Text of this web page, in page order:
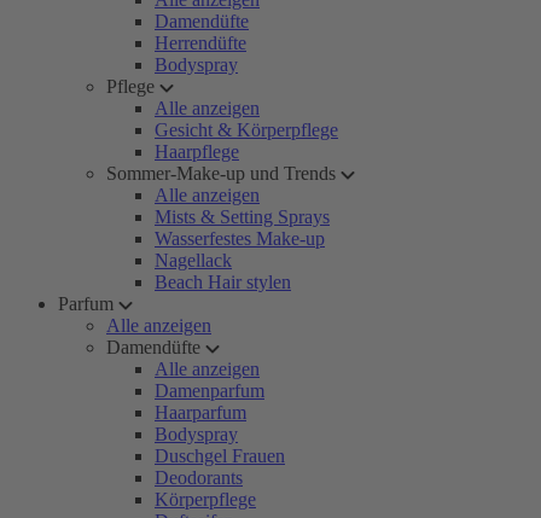
Damendüfte
Herrendüfte
Bodyspray
Pflege
Alle anzeigen
Gesicht & Körperpflege
Haarpflege
Sommer-Make-up und Trends
Alle anzeigen
Mists & Setting Sprays
Wasserfestes Make-up
Nagellack
Beach Hair stylen
Parfum
Alle anzeigen
Damendüfte
Alle anzeigen
Damenparfum
Haarparfum
Bodyspray
Duschgel Frauen
Deodorants
Körperpflege